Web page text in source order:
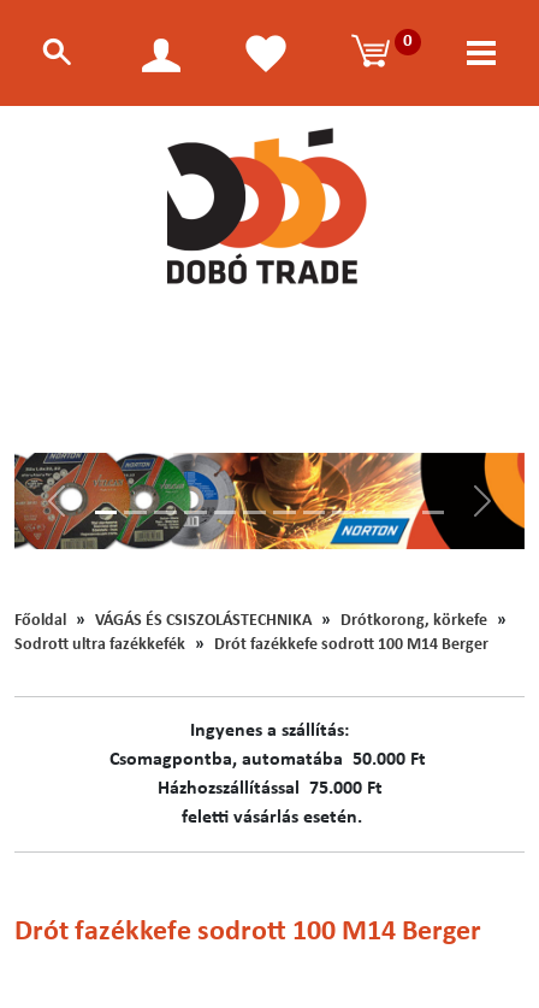
0
Előző
Főoldal VÁGÁS ÉS CSISZOLÁSTECHNIKA
Drótkorong, körkefe
Sodrott ultra fazékkefék
Drót fazékkefe sodrott 100 M14 Berger
Ingyenes a szállítás:
C​​​somagpontba, automatába 50.000 Ft
Házhozszállítással 75.000 Ft
feletti vásárlás esetén.
Drót fazékkefe sodrott 100 M14 Berger